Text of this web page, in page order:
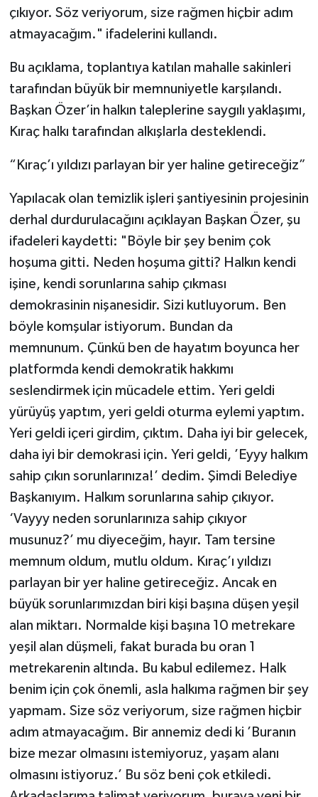
çıkıyor. Söz veriyorum, size rağmen hiçbir adım
atmayacağım." ifadelerini kullandı.
Bu açıklama, toplantıya katılan mahalle sakinleri
tarafından büyük bir memnuniyetle karşılandı.
Başkan Özer’in halkın taleplerine saygılı yaklaşımı,
Kıraç halkı tarafından alkışlarla desteklendi.
“Kıraç’ı yıldızı parlayan bir yer haline getireceğiz”
Yapılacak olan temizlik işleri şantiyesinin projesinin
derhal durdurulacağını açıklayan Başkan Özer, şu
ifadeleri kaydetti: "Böyle bir şey benim çok
hoşuma gitti. Neden hoşuma gitti? Halkın kendi
işine, kendi sorunlarına sahip çıkması
demokrasinin nişanesidir. Sizi kutluyorum. Ben
böyle komşular istiyorum. Bundan da
memnunum. Çünkü ben de hayatım boyunca her
platformda kendi demokratik hakkımı
seslendirmek için mücadele ettim. Yeri geldi
yürüyüş yaptım, yeri geldi oturma eylemi yaptım.
Yeri geldi içeri girdim, çıktım. Daha iyi bir gelecek,
daha iyi bir demokrasi için. Yeri geldi, ’Eyyy halkım
sahip çıkın sorunlarınıza!’ dedim. Şimdi Belediye
Başkanıyım. Halkım sorunlarına sahip çıkıyor.
‘Vayyy neden sorunlarınıza sahip çıkıyor
musunuz?’ mu diyeceğim, hayır. Tam tersine
memnum oldum, mutlu oldum. Kıraç’ı yıldızı
parlayan bir yer haline getireceğiz. Ancak en
büyük sorunlarımızdan biri kişi başına düşen yeşil
alan miktarı. Normalde kişi başına 10 metrekare
yeşil alan düşmeli, fakat burada bu oran 1
metrekarenin altında. Bu kabul edilemez. Halk
benim için çok önemli, asla halkıma rağmen bir şey
yapmam. Size söz veriyorum, size rağmen hiçbir
adım atmayacağım. Bir annemiz dedi ki ’Buranın
bize mezar olmasını istemiyoruz, yaşam alanı
olmasını istiyoruz.’ Bu söz beni çok etkiledi.